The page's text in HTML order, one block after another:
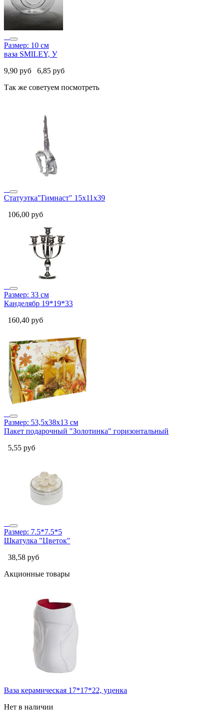
Размер: 10 см
ваза SMILEY, У
9,90 руб 6,85 руб
Так же советуем посмотреть
Статуэтка"Гимнаст" 15х11х39
106,00 руб
Размер: 33 см
Канделябр 19*19*33
160,40 руб
Размер: 53,5х38х13 см
Пакет подарочный "Золотинка" горизонтальный
5,55 руб
Размер: 7.5*7.5*5
Шкатулка "Цветок"
38,58 руб
Акционные товары
Ваза керамическая 17*17*22, уценка
Нет в наличии